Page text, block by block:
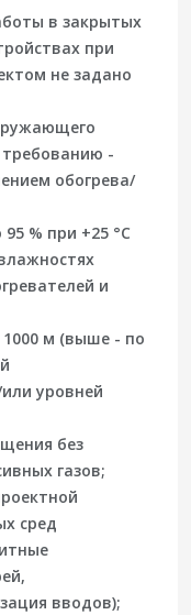
в закрытых
при
не задано
требованию -
обогрева/
% при +25 °C
и
м (выше - по
уровней
без
газов;
сред
вводов);